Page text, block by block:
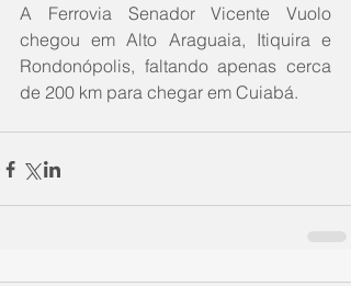
A Ferrovia Senador Vicente Vuolo
chegou em Alto Araguaia, Itiquira e
Rondonópolis, faltando apenas cerca
de 200 km para chegar em Cuiabá.